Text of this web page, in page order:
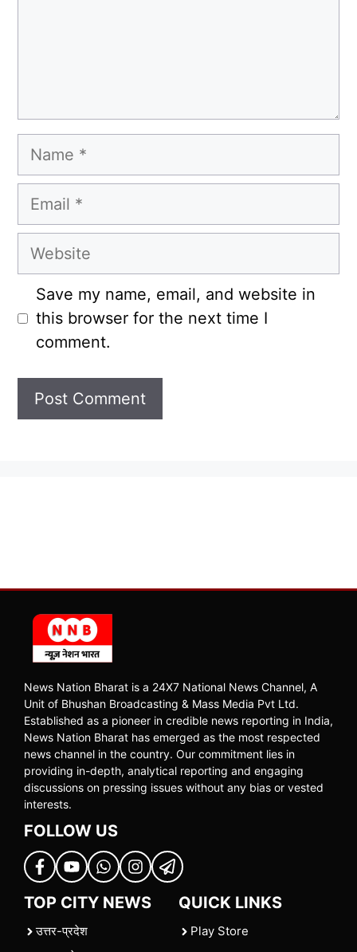
Name
Email
Website
Save my name, email, and website in
this browser for the next time I
comment.
News Nation Bharat is a 24X7 National News Channel, A
Unit of Bhushan Broadcasting & Mass Media Pvt Ltd.
Established as a pioneer in credible news reporting in India,
News Nation Bharat has emerged as the most respected
news channel in the country. Our commitment lies in
providing in-depth, analytical reporting and engaging
discussions on pressing issues without any bias or vested
interests.
FOLLOW US
TOP CITY NEWS
उत्तर-प्रदेश
QUICK LINKS
Play Store